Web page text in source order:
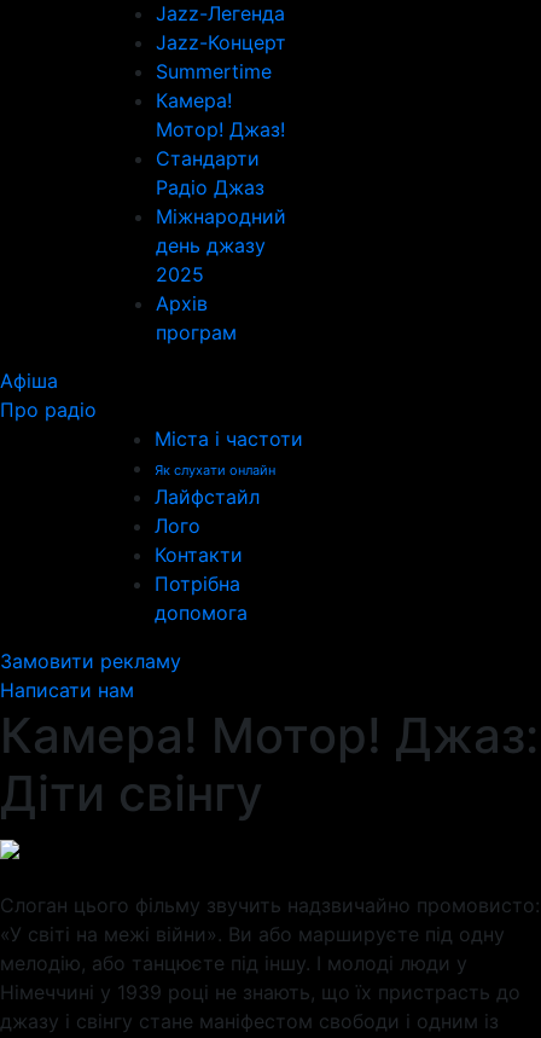
Jazz-Легенда
Jazz-Концерт
Summertime
Камера!
Мотор! Джаз!
Стандарти
Радіо Джаз
Міжнародний
день джазу
2025
Архів
програм
Афіша
Про радіо
Міста і частоти
Як слухати онлайн
Лайфстайл
Лого
Контакти
Потрібна
допомога
Замовити рекламу
Написати нам
Камера! Мотор! Джаз:
Діти свінгу
Слоган цього фільму звучить надзвичайно промовисто:
«У світі на межі війни». Ви або маршируєте під одну
мелодію, або танцюєте під іншу. І молоді люди у
Німеччині у 1939 році не знають, що їх пристрасть до
джазу і свінгу стане маніфестом свободи і одним із